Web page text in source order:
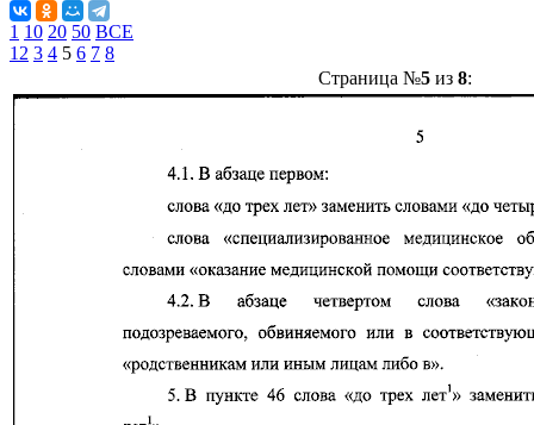
1 10 20 50 ВСЕ
1 2 3 4 5 6 7 8
Страница №5из 8: